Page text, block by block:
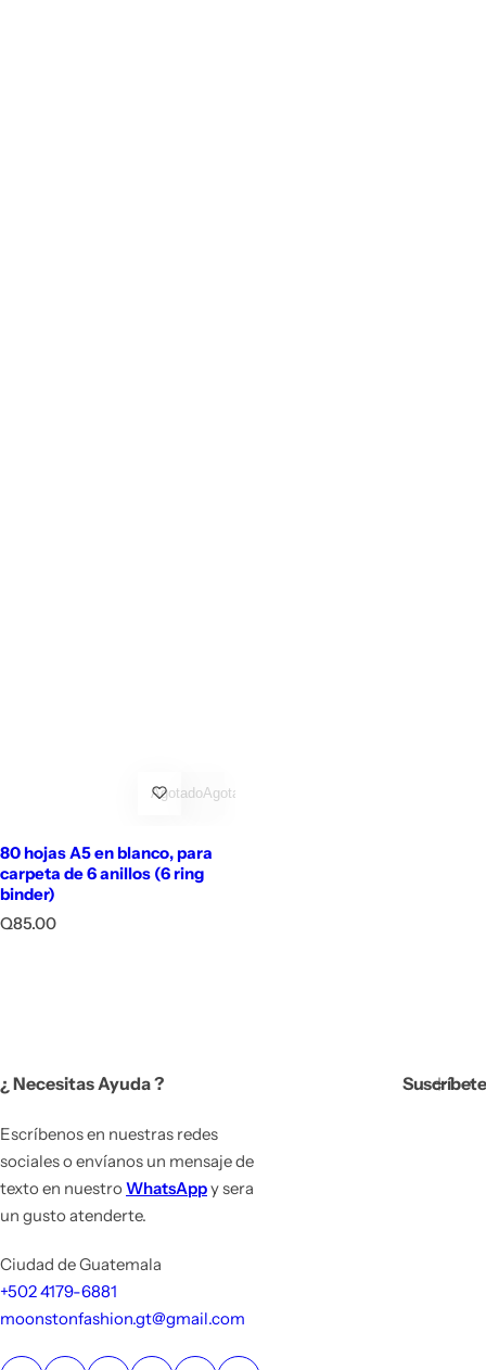
AgotadoAgotado
80 hojas A5 en blanco, para
carpeta de 6 anillos (6 ring
binder)
P
b
t
a
l
Q85.00
¿ Necesitas Ayuda ?
Escríbenos en nuestras redes
sociales o envíanos un mensaje de
texto en nuestro WhatsAppy sera
un gusto atenderte.
Ciudad de Guatemala
+502 4179-6881
moonstonfashion.gt@gmail.com
Suscríbete